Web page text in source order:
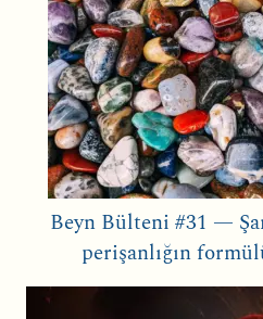
Beyn Bülteni #31 —
perişanlığın